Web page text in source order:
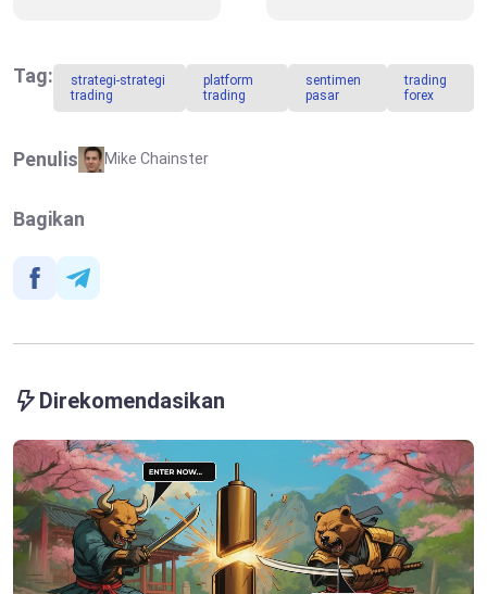
Kunci untuk
Dipertimbangkan
Minggu Ini
Fed terhadap
USD Didukung
Inflasi
Tag:
strategi-strategi
trading
platform
trading
sentimen
pasar
trading
forex
Penulis Mike Chainster
Bagikan
Direkomendasikan